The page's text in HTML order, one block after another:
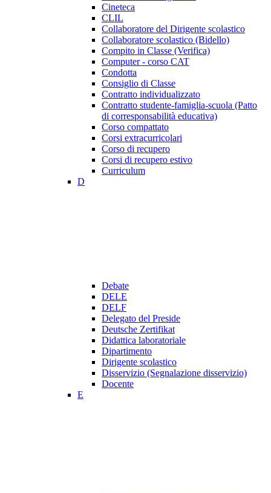
Cineteca
CLIL
Collaboratore del Dirigente scolastico
Collaboratore scolastico (Bidello)
Compito in Classe (Verifica)
Computer - corso CAT
Condotta
Consiglio di Classe
Contratto individualizzato
Contratto studente-famiglia-scuola (Patto
di corresponsabilità educativa)
Corso compattato
Corsi extracurricolari
Corso di recupero
Corsi di recupero estivo
Curriculum
D
Debate
DELE
DELF
Delegato del Preside
Deutsche Zertifikat
Didattica laboratoriale
Dipartimento
Dirigente scolastico
Disservizio (Segnalazione disservizio)
Docente
E